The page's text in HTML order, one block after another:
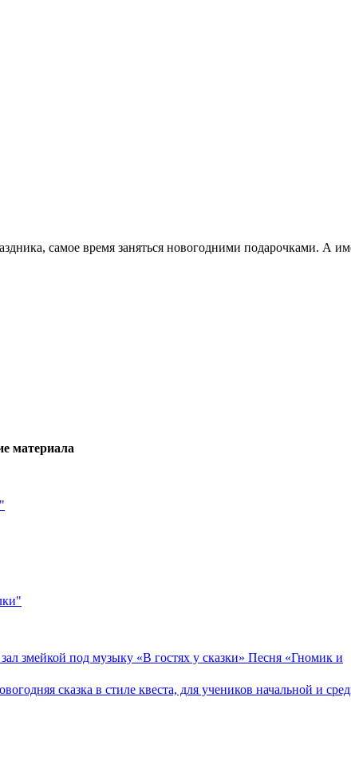
самое время заняться новогодними подарочками. А
материала
змейкой под музыку «В гостях у сказки» Песня «Гномик и
сказка в стиле квеста, для учеников начальной и